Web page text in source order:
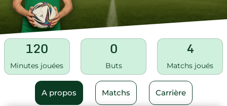
120
Minutes jouées
0
Buts
4
Matchs joués
A propos Matchs Carrière